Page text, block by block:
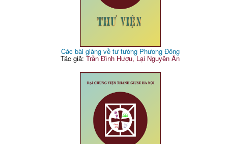
Các bài giảng về tư tưởng Phương Đông
Tác giả:Trần Đình Hượu, Lại Nguyên Ân